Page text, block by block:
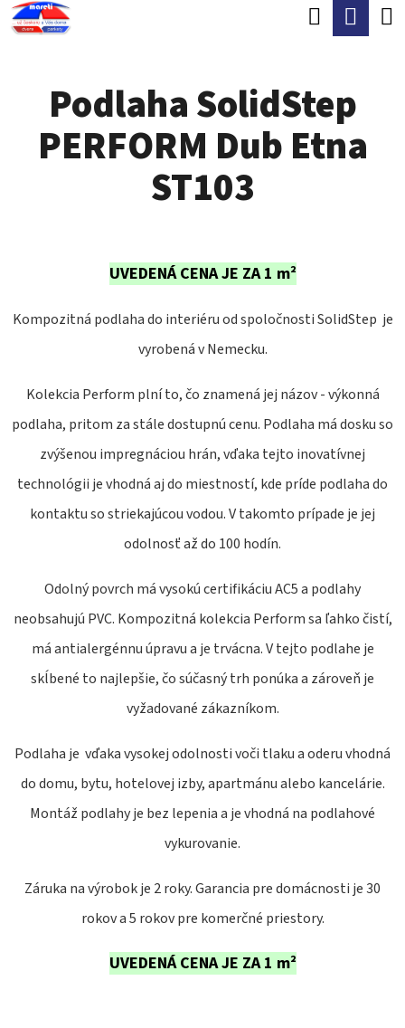
Prejsť
Hľadať
Podlaha SolidStep
PERFORM Dub Etna
ST103
UVEDENÁ CENA JE ZA 1 m²
Kompozitná podlaha do interiéru od spoločnosti SolidStep je
vyrobená v Nemecku.
Kolekcia Perform plní to, čo znamená jej názov - výkonná
podlaha, pritom za stále dostupnú cenu. Podlaha má dosku so
zvýšenou impregnáciou hrán, vďaka tejto inovatívnej
technológii je vhodná aj do miestností, kde príde podlaha do
kontaktu so striekajúcou vodou. V takomto prípade je jej
odolnosť až do 100 hodín.
Odolný povrch má vysokú certifikáciu AC5 a podlahy
neobsahujú PVC. Kompozitná kolekcia Perform sa ľahko čistí,
má antialergénnu úpravu a je trvácna. V tejto podlahe je
skĺbené to najlepšie, čo súčasný trh ponúka a zároveň je
vyžadované zákazníkom.
Podlaha je vďaka vysokej odolnosti voči tlaku a oderu vhodná
do domu, bytu, hotelovej izby, apartmánu alebo kancelárie.
Montáž podlahy je bez lepenia a je vhodná na podlahové
vykurovanie.
Záruka na výrobok je 2 roky. Garancia pre domácnosti je 30
rokov a 5 rokov pre komerčné priestory.
UVEDENÁ CENA JE ZA 1 m²
K
O
B
E
T
E
Ť
HĽADAŤ